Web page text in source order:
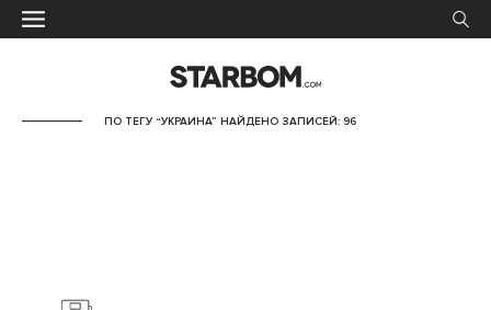
ПО ТЕГУ “УКРАИНА” НАЙДЕНО ЗАПИСЕЙ: 96